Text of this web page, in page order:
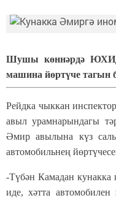
Шушы көннәрдә
машина йөртүче тагын
Рейдка чыккан
авыл урамнарындагы
Әмир авылына күз
автомобильнең
-Түбән Камадан кунакка
иде, хәтта